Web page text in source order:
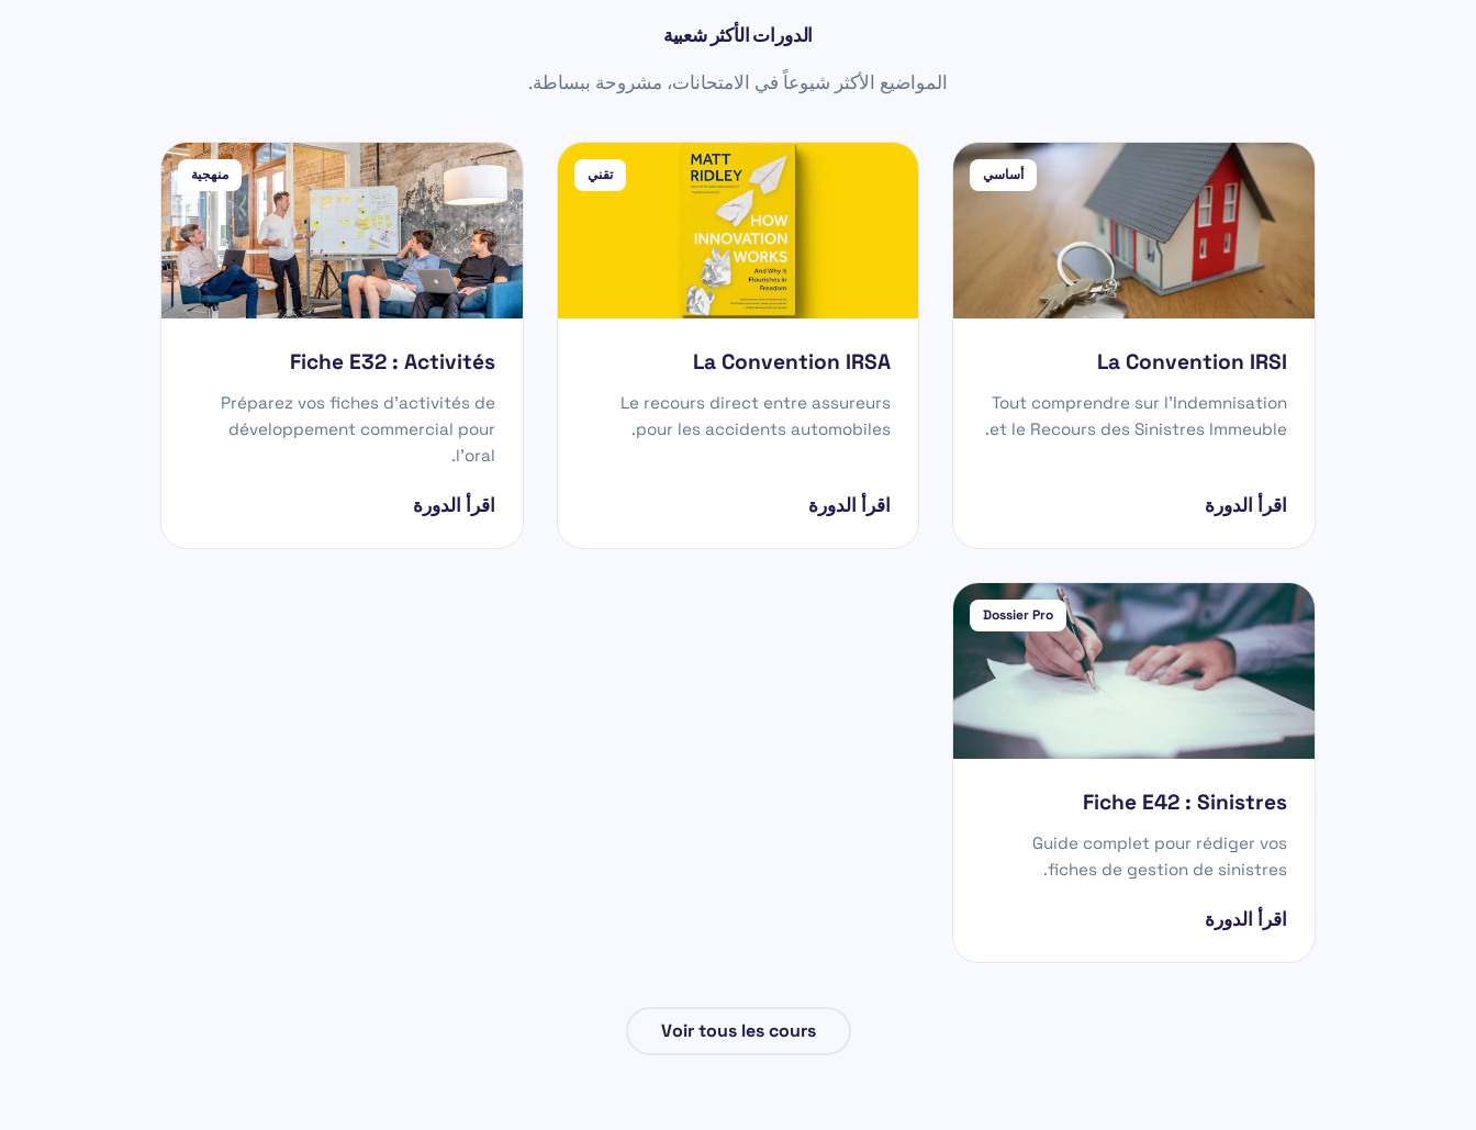
الدورات الأكثر شعبية
المواضيع الأكثر شيوعاً في الامتحانات، مشروحة ببساطة.
أساسي
La Convention IRSI
Tout comprendre sur l'Indemnisation
et le Recours des Sinistres Immeuble.
اقرأ الدورة
تقني
La Convention IRSA
Le recours direct entre assureurs
pour les accidents automobiles.
اقرأ الدورة
منهجية
Fiche E32 : Activités
Préparez vos fiches d'activités de
développement commercial pour
l'oral.
اقرأ الدورة
Dossier Pro
Fiche E42 : Sinistres
Guide complet pour rédiger vos
fiches de gestion de sinistres.
اقرأ الدورة
Voir tous les cours